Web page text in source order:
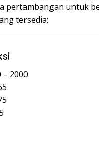
pertambangan untuk
tersedia:
2000